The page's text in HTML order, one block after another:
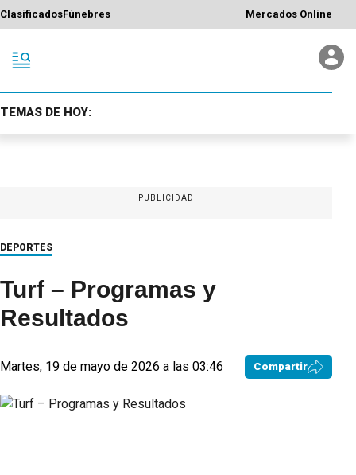
ClasificadosFúnebres Mercados Online
TEMAS DE HOY:
PUBLICIDAD
DEPORTES
Turf – Programas y
Resultados
Martes, 19 de mayo de 2026 a las 03:46 Compartir